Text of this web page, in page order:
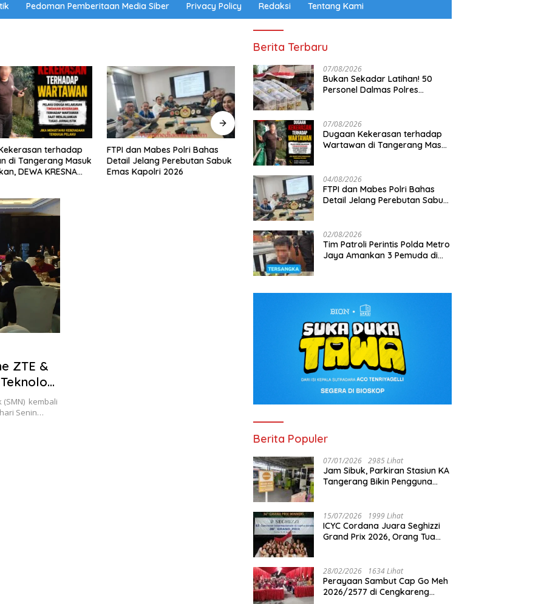
Pedoman Pemberitaan Media Siber Privacy Policy Redaksi Tentang Kami
Mabes Polri Bahas
Perebutan Sabuk
2026
Tim Patroli Perintis Polda Metro
Jaya Amankan 3 Pemuda di
Jalan I Gusti Ngurah Rai,
Tak Bisa Ditembus Kendaraan,
Prajurit TNI Habema Jalan Kaki
Pedalaman Papua
Kapolsek Tambora Pimpin
ZTE &
(SMN) kembali
Senin…
Berita Terbaru
07/08/2026
Bukan Sekadar Latihan! 50
Personel Dalmas Polres
07/08/2026
Dugaan Kekerasan terhadap
Wartawan di Tangerang Masuk
04/08/2026
FTPI dan Mabes Polri Bahas
Detail Jelang Perebutan Sabuk
02/08/2026
Tim Patroli Perintis Polda Metro
Jaya Amankan 3 Pemuda di
Berita Populer
07/01/2026 2985 Lihat
Jam Sibuk, Parkiran Stasiun KA
Tangerang Bikin Pengguna
15/07/2026 1999 Lihat
ICYC Cordana Juara Seghizzi
Grand Prix 2026, Orang Tua
Indonesia
28/02/2026 1634 Lihat
Perayaan Sambut Cap Go Meh
2026/2577 di Cengkareng